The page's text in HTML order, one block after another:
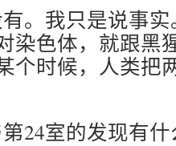
。我只是说事
染色体，就跟黑
个时候，人类把
24室的发现有